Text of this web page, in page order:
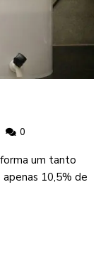
0
um tanto
10,5% de